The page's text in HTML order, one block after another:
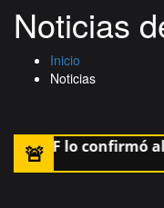
Noticias
Inicio
Noticias
AUF lo confirmó al